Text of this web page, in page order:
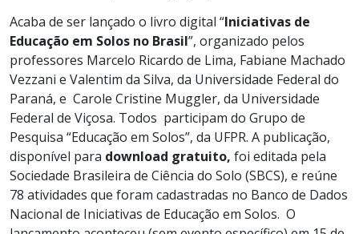
Acaba de ser lançado o livro digital “Iniciativas de
Educação em Solos no Brasil”, organizado pelos
professores Marcelo Ricardo de Lima, Fabiane Machado
Vezzani e Valentim da Silva, da Universidade Federal do
Paraná, e Carole Cristine Muggler, da Universidade
Federal de Viçosa. Todos participam do Grupo de
Pesquisa “Educação em Solos”, da UFPR. A publicação,
disponível para download gratuito, foi editada pela
Sociedade Brasileira de Ciência do Solo (SBCS), e reúne
78 atividades que foram cadastradas no Banco de Dados
Nacional de Iniciativas de Educação em Solos. O